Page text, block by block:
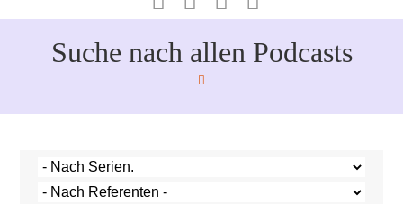
N
Suche nach allen Podcasts